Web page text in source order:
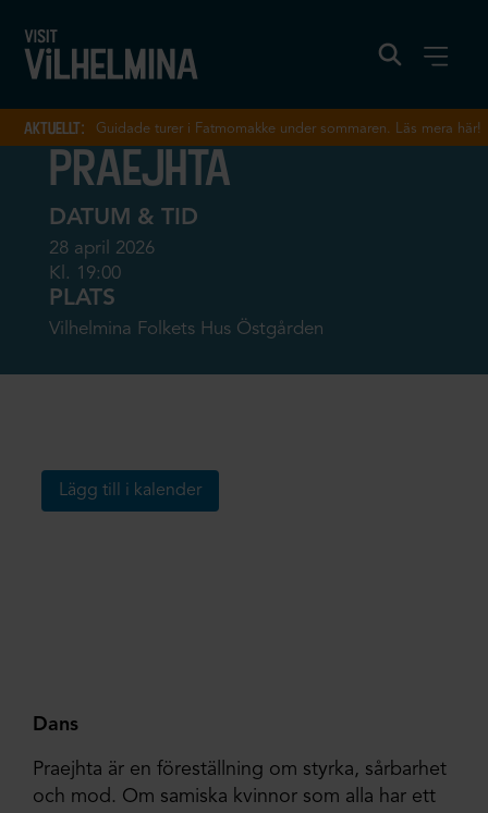
aktuellt: Guidade turer i Fatmomakke under sommaren. Läs mera här!
praejhta
DATUM & TID
28 april 2026
Kl. 19:00
PLATS
Vilhelmina Folkets Hus Östgården
Lägg till i kalender
Dans
Praejhta är en föreställning om styrka, sårbarhet
och mod. Om samiska kvinnor som alla har ett